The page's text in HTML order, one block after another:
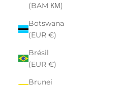
(BAM КМ)
Botswana
(EUR €)
Brésil
(EUR €)
Brunei